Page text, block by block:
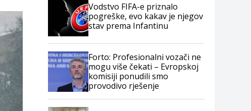
Vodstvo FIFA-e priznalo
pogreške, evo kakav je njegov
stav prema Infantinu
Forto: Profesionalni vozači ne
mogu više čekati – Evropskoj
komisiji ponudili smo
provodivo rješenje